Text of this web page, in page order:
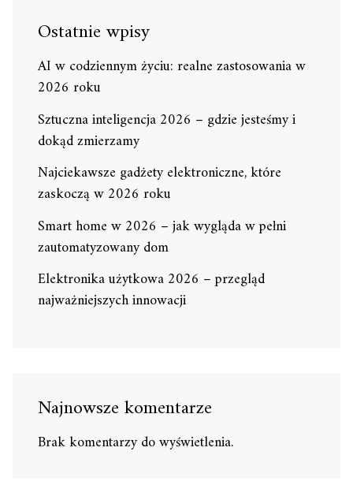
Ostatnie wpisy
AI w codziennym życiu: realne zastosowania w
2026 roku
Sztuczna inteligencja 2026 – gdzie jesteśmy i
dokąd zmierzamy
Najciekawsze gadżety elektroniczne, które
zaskoczą w 2026 roku
Smart home w 2026 – jak wygląda w pełni
zautomatyzowany dom
Elektronika użytkowa 2026 – przegląd
najważniejszych innowacji
Najnowsze komentarze
Brak komentarzy do wyświetlenia.